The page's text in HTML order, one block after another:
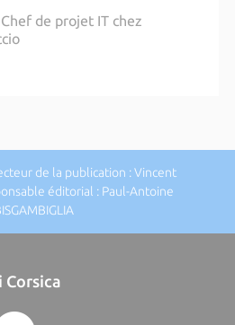
de projet IT chez
de la publication : Vincent
éditorial : Paul-Antoine